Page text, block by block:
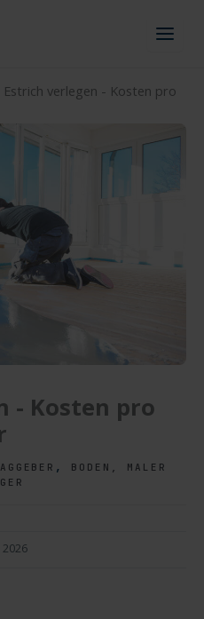
Estrich verlegen - Kosten pro
- Kosten pro
,
BODEN, MALER
2026